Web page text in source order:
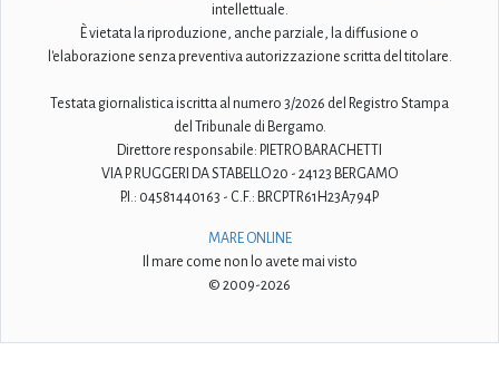
intellettuale.
È vietata la riproduzione, anche parziale, la diffusione o
l'elaborazione senza preventiva autorizzazione scritta del titolare.
Testata giornalistica iscritta al numero 3/2026 del Registro Stampa
del Tribunale di Bergamo.
Direttore responsabile: PIETRO BARACHETTI
VIA P. RUGGERI DA STABELLO 20 - 24123 BERGAMO
P.I.: 04581440163 - C.F.: BRCPTR61H23A794P
MARE ONLINE
Il mare come non lo avete mai visto
© 2009-2026